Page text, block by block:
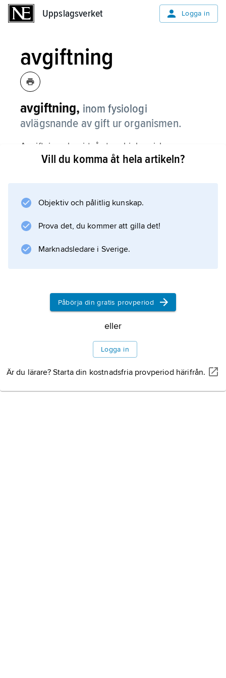
Uppslagsverket Logga in
avgiftning
avgiftning, inom fysiologi
avlägsnande av gift ur organismen.
Avgiftning sker i två steg: biokemisk
omvandling (som ökar ämnets vattenlöslighet)
eller lever, och exkretionen sker via urin eller
Vill du komma åt hela artikeln?
Objektiv och pålitlig kunskap.
Prova det, du kommer att gilla det!
Marknadsledare i Sverige.
Påbörja din gratis provperiod
eller
Logga in
Är du lärare? Starta din kostnadsfria provperiod härifrån.